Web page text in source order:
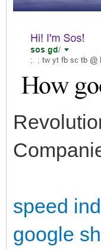
speed
google